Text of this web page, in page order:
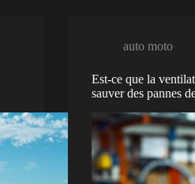
auto moto
Est-ce que la
sauver des pannes